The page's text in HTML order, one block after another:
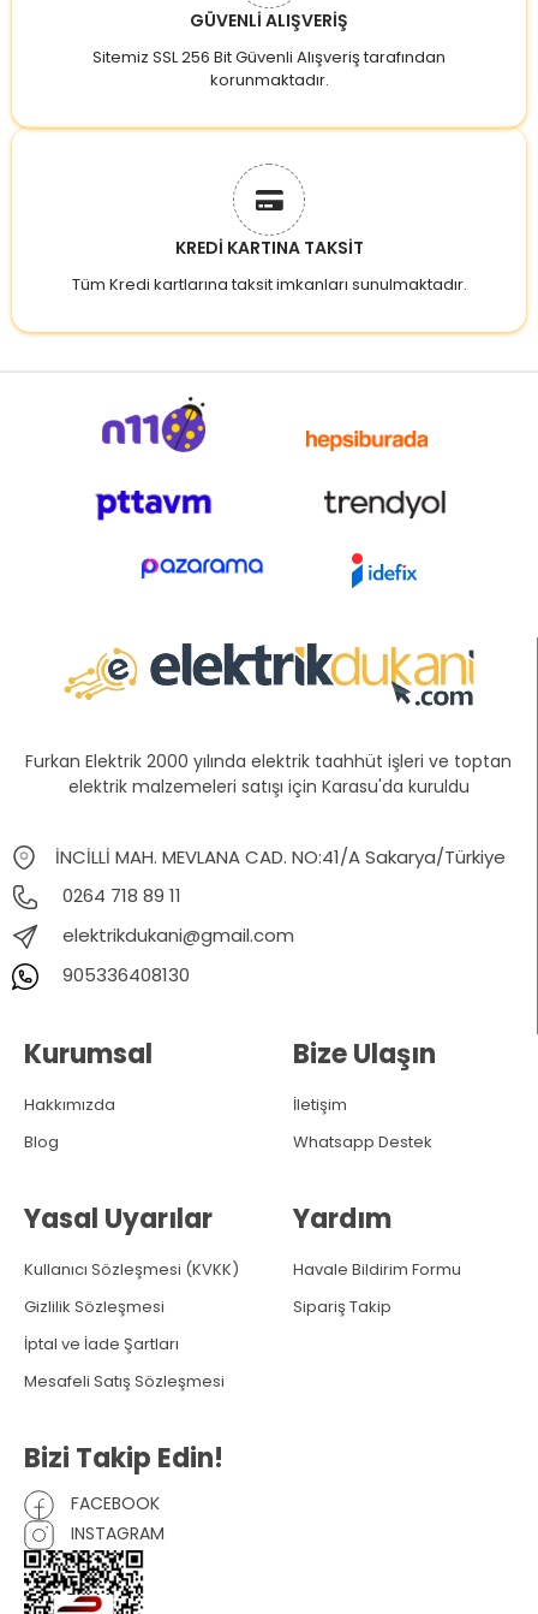
GÜVENLİ ALIŞVERİŞ
Sitemiz SSL 256 Bit Güvenli Alışveriş tarafından
korunmaktadır.
KREDİ KARTINA TAKSİT
Tüm Kredi kartlarına taksit imkanları sunulmaktadır.
Furkan Elektrik 2000 yılında elektrik taahhüt işleri ve toptan
elektrik malzemeleri satışı için Karasu'da kuruldu
İNCİLLİ MAH. MEVLANA CAD. NO:41/A Sakarya/Türkiye
0264 718 89 11
elektrikdukani@gmail.com
905336408130
Kurumsal
Hakkımızda
Blog
Yasal Uyarılar
Kullanıcı Sözleşmesi (KVKK)
Gizlilik Sözleşmesi
İptal ve İade Şartları
Mesafeli Satış Sözleşmesi
Bize Ulaşın
İletişim
Whatsapp Destek
Yardım
Havale Bildirim Formu
Sipariş Takip
Bizi Takip Edin!
FACEBOOK
INSTAGRAM